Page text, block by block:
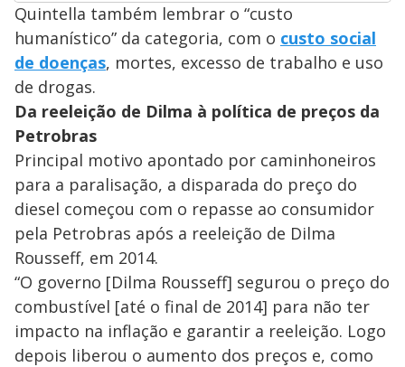
Quintella também lembrar o “custo
humanístico” da categoria, com o custo social
de doenças, mortes, excesso de trabalho e uso
de drogas.
Da reeleição de Dilma à política de preços da
Petrobras
Principal motivo apontado por caminhoneiros
para a paralisação, a disparada do preço do
diesel começou com o repasse ao consumidor
pela Petrobras após a reeleição de Dilma
Rousseff, em 2014.
“O governo [Dilma Rousseff] segurou o preço do
combustível [até o final de 2014] para não ter
impacto na inflação e garantir a reeleição. Logo
depois liberou o aumento dos preços e, como